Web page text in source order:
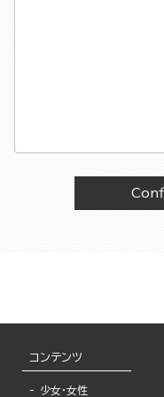
コンテンツ
少女・女性